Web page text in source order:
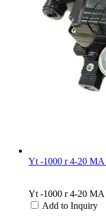
Add to Inquiry